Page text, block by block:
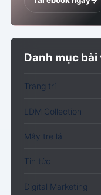
Danh mục bài
Trang trí
LDM Collection
Mây tre lá
Tin tức
Digital Marketing